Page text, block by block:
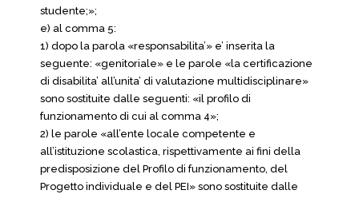
studente;»;
e) al comma 5:
1) dopo la parola «responsabilita’» e’ inserita la
seguente: «genitoriale» e le parole «la certificazione
di disabilita’ all’unita’ di valutazione multidisciplinare»
sono sostituite dalle seguenti: «il profilo di
funzionamento di cui al comma 4»;
2) le parole «all’ente locale competente e
all’istituzione scolastica, rispettivamente ai fini della
predisposizione del Profilo di funzionamento, del
Progetto individuale e del PEI» sono sostituite dalle